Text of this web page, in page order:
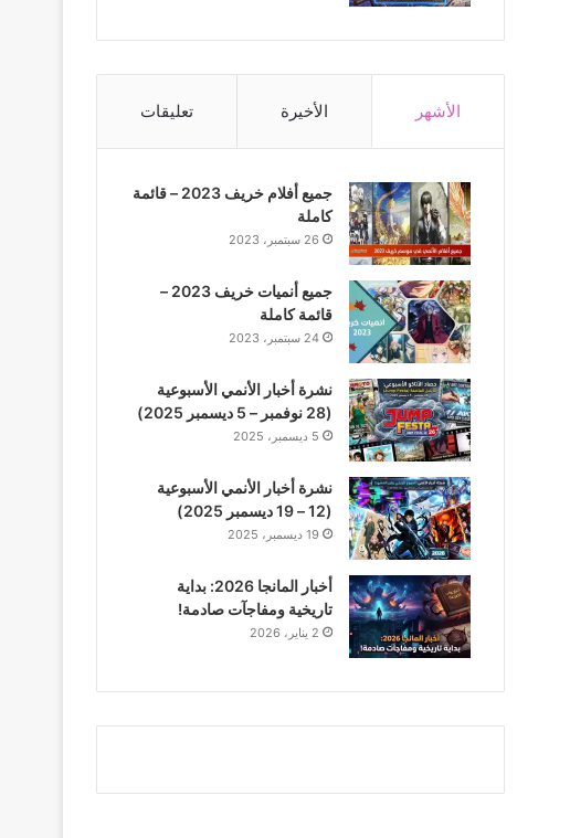
الأشهر الأخيرة تعليقات
جميع أفلام خريف 2023 – قائمة
كاملة
26 سبتمبر، 2023
جميع أنميات خريف 2023 –
قائمة كاملة
24 سبتمبر، 2023
نشرة أخبار الأنمي الأسبوعية
(28 نوفمبر – 5 ديسمبر 2025)
5 ديسمبر، 2025
نشرة أخبار الأنمي الأسبوعية
(12 – 19 ديسمبر 2025)
19 ديسمبر، 2025
أخبار المانجا 2026: بداية
تاريخية ومفاجآت صادمة!
2 يناير، 2026